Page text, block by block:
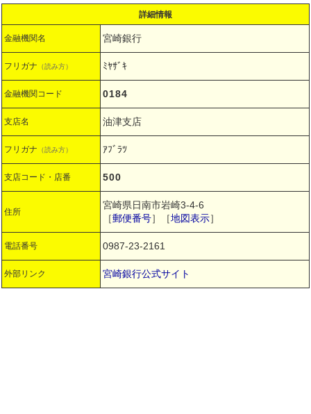
詳細情報
金融機関名 宮崎銀行
フリガナ （読み方） ﾐﾔｻﾞｷ
金融機関コード 0184
支店名 油津支店
フリガナ （読み方） ｱﾌﾞﾗﾂ
支店コード・店番 500
住所
宮崎県日南市岩崎3-4-6
［郵便番号］［地図表示］
電話番号 0987-23-2161
外部リンク 宮崎銀行公式サイト